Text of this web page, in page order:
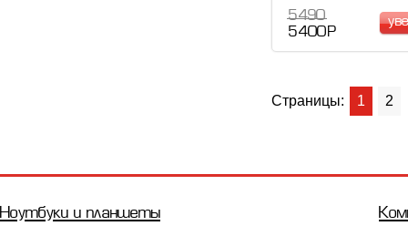
5 490
5 400 Р
Страницы: 1 2
Ноутбуки и планшеты